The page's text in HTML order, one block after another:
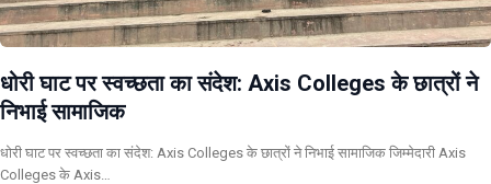
धोरी घाट पर स्वच्छता का संदेश: Axis Colleges के छात्रों ने
निभाई सामाजिक
धोरी घाट पर स्वच्छता का संदेश: Axis Colleges के छात्रों ने निभाई सामाजिक जिम्मेदारी Axis
Colleges के Axis…